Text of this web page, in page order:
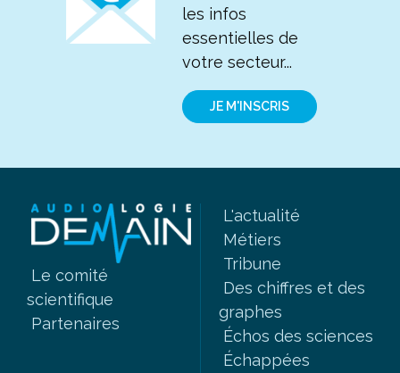
les infos
essentielles de
votre secteur...
JE M'INSCRIS
Le comité
scientifique
Partenaires
L'actualité
Métiers
Tribune
Des chiffres et des
graphes
Échos des sciences
Échappées